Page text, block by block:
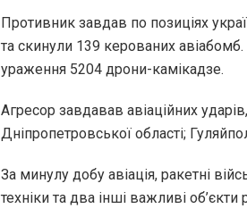
Противник завдав по позиціях
та скинули 139 керованих
ураження 5204 дрони-камікадзе.
Агресор завдавав авіаційних
Дніпропетровської області;
За минулу добу авіація, ракетні
техніки та два інші важливі об’єкти